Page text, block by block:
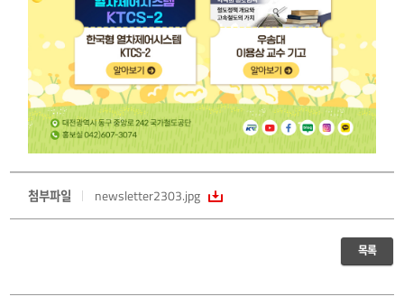
첨부파일 newsletter2303.jpg
목록